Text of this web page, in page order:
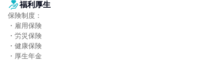
福利厚生
保険制度：
・雇用保険
・労災保険
・健康保険
・厚生年金